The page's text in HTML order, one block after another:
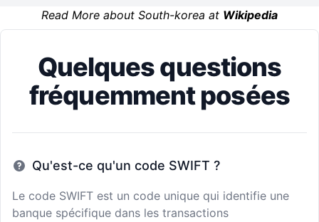
Read More about South-korea at Wikipedia
Quelques questions
fréquemment posées
Qu'est-ce qu'un code SWIFT ?
Le code SWIFT est un code unique qui identifie une
banque spécifique dans les transactions